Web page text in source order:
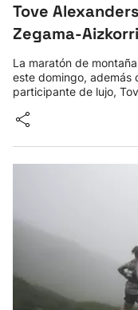
Tove
Zegama-
La maratón de
este domingo, además
participante de lujo,